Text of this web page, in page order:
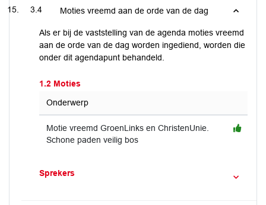
3.4 Moties vreemd aan de orde van de dag
Als er bij de vaststelling van de agenda moties vreemd
aan de orde van de dag worden ingediend, worden die
onder dit agendapunt behandeld.
1.2 Moties
Onderwerp
Motie vreemd GroenLinks en ChristenUnie.
Schone paden veilig bos
Sprekers